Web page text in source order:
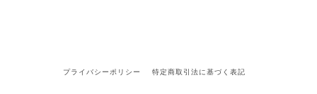
プライバシーポリシー 特定商取引法に基づく表記